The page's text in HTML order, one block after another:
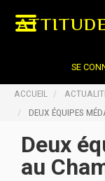
SE
ACCUEIL
DEUX ÉQUIPES
Deux
au